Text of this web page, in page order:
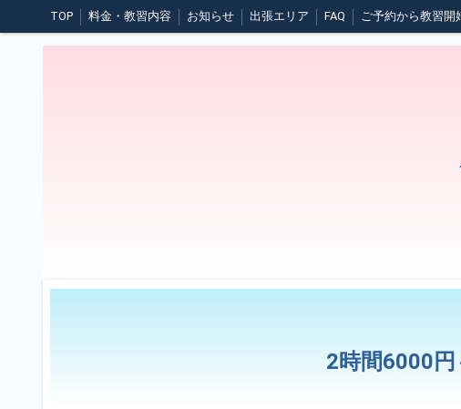
TOP 料金・教習内容 お知らせ 出張エリア FAQ
煽り運転について 日常点検 夜間の運転 悪天候時の運転
2時間6000